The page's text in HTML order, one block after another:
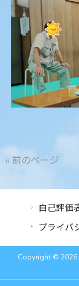
« 前のページ
自己評価
プライバ
Copyright © 2026